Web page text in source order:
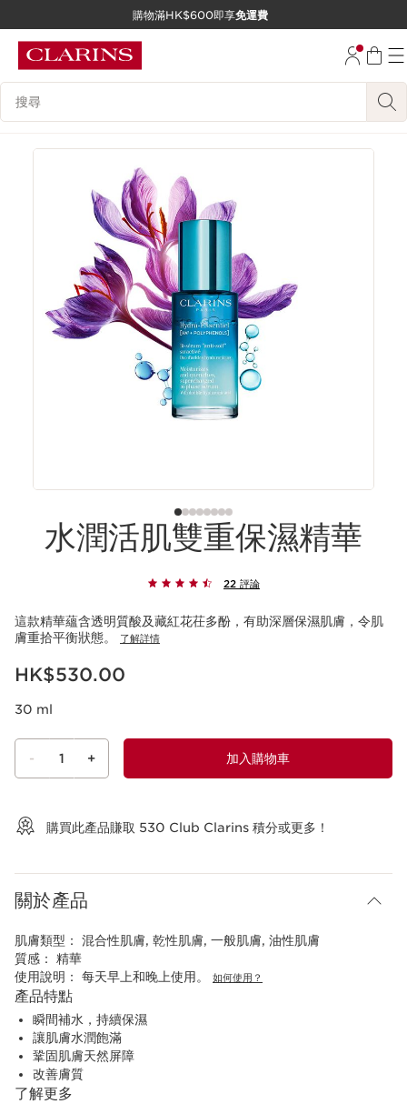
跳至內容
購物滿HK$600即享免運費
搜尋內容說明
水潤活肌雙重保濕精華
22 評論
這款精華蘊含透明質酸及藏紅花茌多酚，有助深層保濕肌膚，令肌
膚重拾平衡狀態。
了解詳情
現在價格HK$530.00
HK$530.00
30 ml
- 1 + 加入購物車
購買此產品賺取 530 Club Clarins 積分或更多！
關於產品
肌膚類型： 混合性肌膚, 乾性肌膚, 一般肌膚, 油性肌膚
質感： 精華
使用說明： 每天早上和晚上使用。 如何使用？
產品特點
瞬間補水，持續保濕
讓肌膚水潤飽滿
鞏固肌膚天然屏障
改善膚質
了解更多